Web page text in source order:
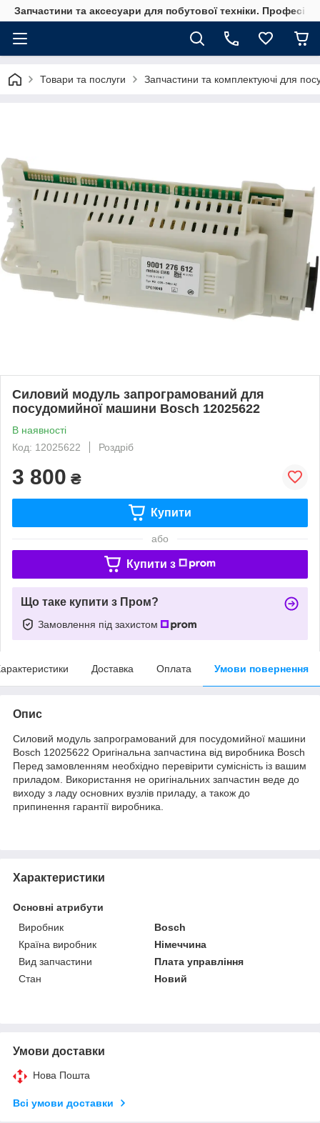
Запчастини та аксесуари для побутової техніки.
Товари та послуги Запчастини та комплектуючі для
Силовий модуль запрограмований для
посудомийної машини Bosch 12025622
В наявності
Код: 12025622
Роздріб
3 800 ₴
Купити
або
Купити з
Що таке купити з Пром?
Замовлення під захистом
Доставка Оплата Умови повернення
Опис
Силовий модуль запрограмований для посудомийної машини
Bosch 12025622 Оригінальна запчастина від виробника Bosch
Перед замовленням необхідно перевірити сумісність із вашим
приладом. Використання не оригінальних запчастин веде до
виходу з ладу основних вузлів приладу, а також до
припинення гарантії виробника.
Характеристики
Основні атрибути
Виробник
Bosch
Країна виробник
Німеччина
Вид запчастини
Плата управління
Стан
Новий
Умови доставки
Нова Пошта
Всі умови доставки